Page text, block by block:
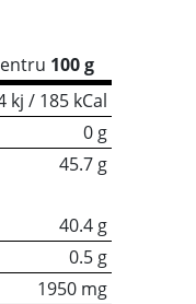
100 g
kj / 185 kCal
0 g
45.7 g
40.4 g
0.5 g
1950 mg